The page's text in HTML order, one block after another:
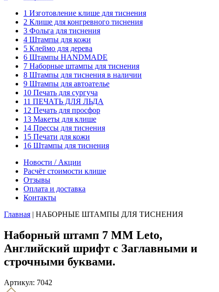
1 Изготовление клише для тиснения
2 Клише для конгревного тиснения
3 Фольга для тиснения
4 Штампы для кожи
5 Клеймо для дерева
6 Штампы HANDMADE
7 Наборные штампы для тиснения
8 Штампы для тиснения в наличии
9 Штампы для автоателье
10 Печать для сургуча
11 ПЕЧАТЬ ДЛЯ ЛЬДА
12 Печать для просфор
13 Макеты для клише
14 Прессы для тиснения
15 Печати для кожи
16 Штампы для тиснения
Новости / Акции
Расчёт стоимости клише
Отзывы
Оплата и доставка
Контакты
Главная | НАБОРНЫЕ ШТАМПЫ ДЛЯ ТИСНЕНИЯ
Наборный штамп 7 ММ Leto,
Английский шрифт с Заглавными и
строчными буквами.
Артикул: 7042